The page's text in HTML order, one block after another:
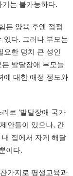
는 불가능하다.
든 양육 후엔 점점
있다. 그러나 부모는
한 덩치 큰 성인
발달장애 부모들
에 대한 애정 정도와
로 ‘발달장애 국가
안들이 있으나, 간
집에서 자게 해달
이다.
가지로 평생교육과